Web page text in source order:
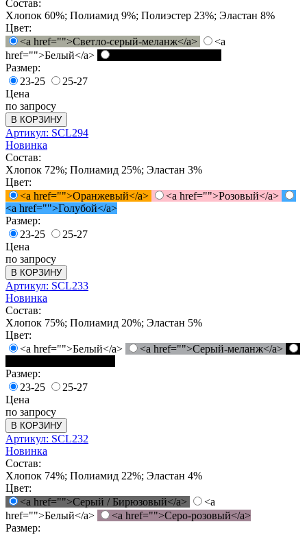
Состав:
Хлопок 60%; Полиамид 9%; Полиэстер 23%; Эластан 8%
Цвет:
<a href="">Светло-серый-меланж</a>
<a
href="">Белый</a>
Размер:
23-25
25-27
Цена
по запросу
В КОРЗИНУ
Артикул: SCL294
Новинка
Состав:
Хлопок 72%; Полиамид 25%; Эластан 3%
Цвет:
<a href="">Оранжевый</a>
<a href="">Розовый</a>
<a href="">Голубой</a>
Размер:
23-25
25-27
Цена
по запросу
В КОРЗИНУ
Артикул: SCL233
Новинка
Состав:
Хлопок 75%; Полиамид 20%; Эластан 5%
Цвет:
<a href="">Белый</a>
<a href="">Серый-меланж</a>
Размер:
23-25
25-27
Цена
по запросу
В КОРЗИНУ
Артикул: SCL232
Новинка
Состав:
Хлопок 74%; Полиамид 22%; Эластан 4%
Цвет:
<a href="">Серый / Бирюзовый</a>
<a
href="">Белый</a>
<a href="">Серо-розовый</a>
Размер: